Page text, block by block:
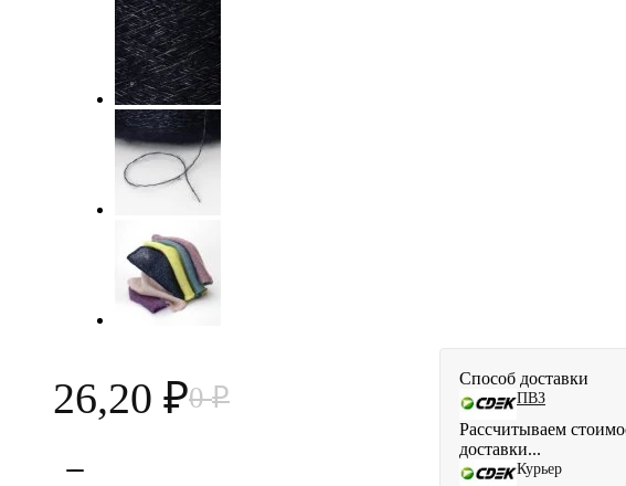
26,20 ₽0₽
Способ доставки
ПВЗ
Рассчитываем
доставки...
Курьер